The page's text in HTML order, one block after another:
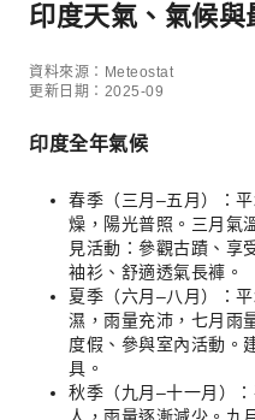
印度天氣、氣候與
資料來源：Meteostat
更新日期：2025-09
印度全年氣候
春季（三月–五月）：
燥，陽光普照。三月氣
見活動：參觀古蹟、享
袖衫、舒適透氣長褲。
夏季（六月–八月）：
濕，雨量充沛，七月雨
度假、參與室內活動。
具。
秋季（九月–十一月）